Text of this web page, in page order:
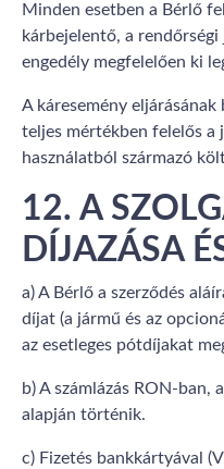
Minden esetben a Bérlő
kárbejelentő, a
engedély megfelelően ki
A káresemény
teljes mértékben felelős a
használatból származó
12. A
DÍJAZÁSA
a) A Bérlő a szerződés
díjat (a jármű és az
az esetleges pótdíjakat
b) A számlázás RON-ban,
alapján történik.
c) Fizetés bankkártyával